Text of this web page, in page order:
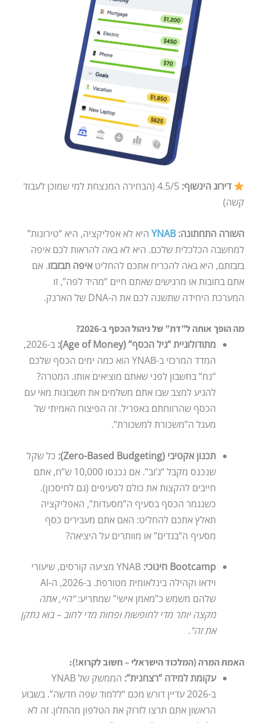
דירוג הינשוף:
4.5/5 (הבחירה המנצחת למי שמוכן לעבוד
קשה)
השורה התחתונה: YNABהיא לא אפליקציה, היא “טירונות”
למחשבה הכלכלית שלכם. היא לא באה להראות לכם איפה
בזבזתם, היא באה להכריח אתכם להחליט איפה תבזבזו. אם
אתם בחובות או מרגישים שאתם חיים “מהיד לפה”, זו
המערכת היחידה שתשנה לכם את ה-DNA של הארנק.
מה הופך אותה ל”דת” של ניהול הכסף ב-2026?
מתודולוגיית “גיל הכסף” (Age of Money):
ב-2026,
המדד המרכזי ב-YNAB הוא כמה ימים הכסף שלכם
“נח” בחשבון לפני שאתם מוציאים אותו. המטרה?
להגיע למצב שבו אתם משלמים את חשבונות מאי עם
הכסף שהרווחתם באפריל. זה הפיצוח האמיתי של
מעגל ה”משכורת למשכורת”.
תכנון אקטיבי (Zero-Based Budgeting):
כל שקל
שנכנס מקבל “ג’וב”. אם נכנסו 10,000 ש”ח, אתם
חייבים להקצות את כולם לסעיפים (גם לחיסכון).
כשנגמר הכסף בסעיף ה”מסעדות”, האפליקציה
תאלץ אתכם להחליט: האם אתם מעבירים כסף
מסעיף ה”בגדים” או מוותרים על היציאה?
Bootcamp חינוכי:
YNAB מציעה קורסים, שיעורי
וידאו וקהילה בינלאומית מטורפת. ב-2026, ה-AI
שלהם משמש כ”מאמן אישי” שמתריע:“היי, אתה
מקצה יותר מדי לחופשות ופחות מדי לחוב – בוא נתקן
את זה”.
האמת המרה (המלכוד הישראלי – חשוב לקרוא!):
עקומת למידה “רצחנית”:
הממשק של YNAB
ב-2026 עדיין דורש מכם “ללמוד שפה חדשה”. בשבוע
הראשון אתם תרצו לזרוק את הטלפון מהחלון. זה לא